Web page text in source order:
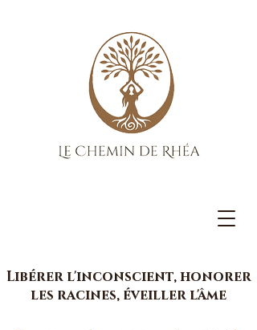
Libérer l'inconscient, honorer
les racines, éveiller l'âme